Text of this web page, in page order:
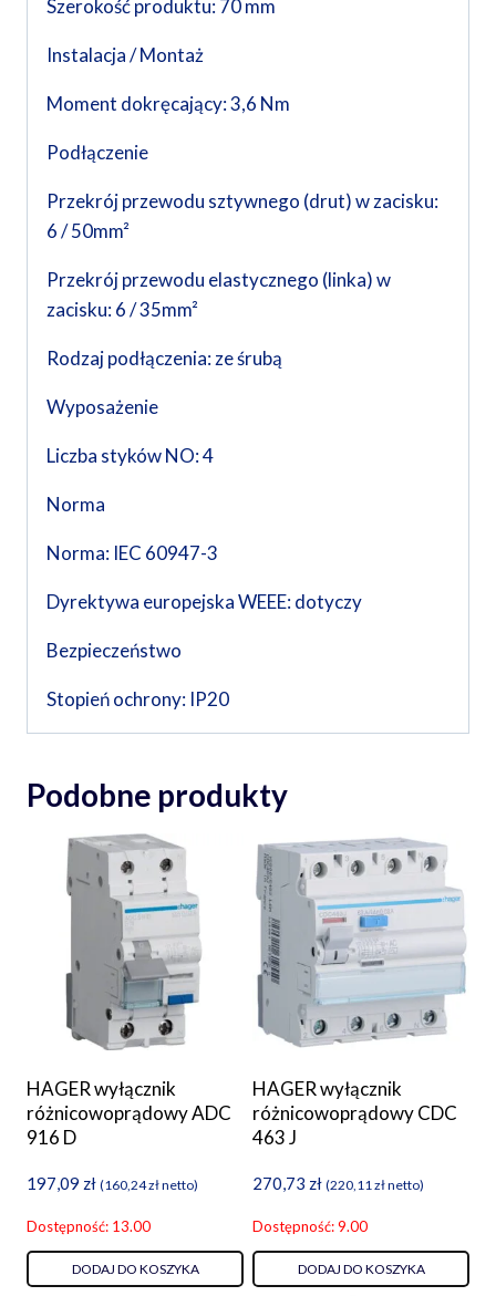
Szerokość produktu: 70 mm
Instalacja / Montaż
Moment dokręcający: 3,6 Nm
Podłączenie
Przekrój przewodu sztywnego (drut) w zacisku:
6 / 50mm²
Przekrój przewodu elastycznego (linka) w
zacisku: 6 / 35mm²
Rodzaj podłączenia: ze śrubą
Wyposażenie
Liczba styków NO: 4
Norma
Norma: IEC 60947-3
Dyrektywa europejska WEEE: dotyczy
Bezpieczeństwo
Stopień ochrony: IP20
Podobne produkty
HAGER wyłącznik
różnicowoprądowy ADC
916 D
197,09 zł (160,24złnetto)
Dostępność: 13.00
DODAJ DO KOSZYKA
HAGER wyłącznik
różnicowoprądowy CDC
463 J
270,73 zł (220,11złnetto)
Dostępność: 9.00
DODAJ DO KOSZYKA